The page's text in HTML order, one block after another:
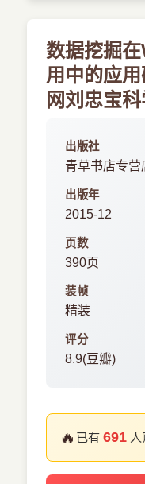
数据挖掘
用中的应
网刘忠宝
出版社
青草书店专营
出版年
2015-12
页数
390页
装帧
精装
评分
8.9(豆瓣)
🔥 已有691 人